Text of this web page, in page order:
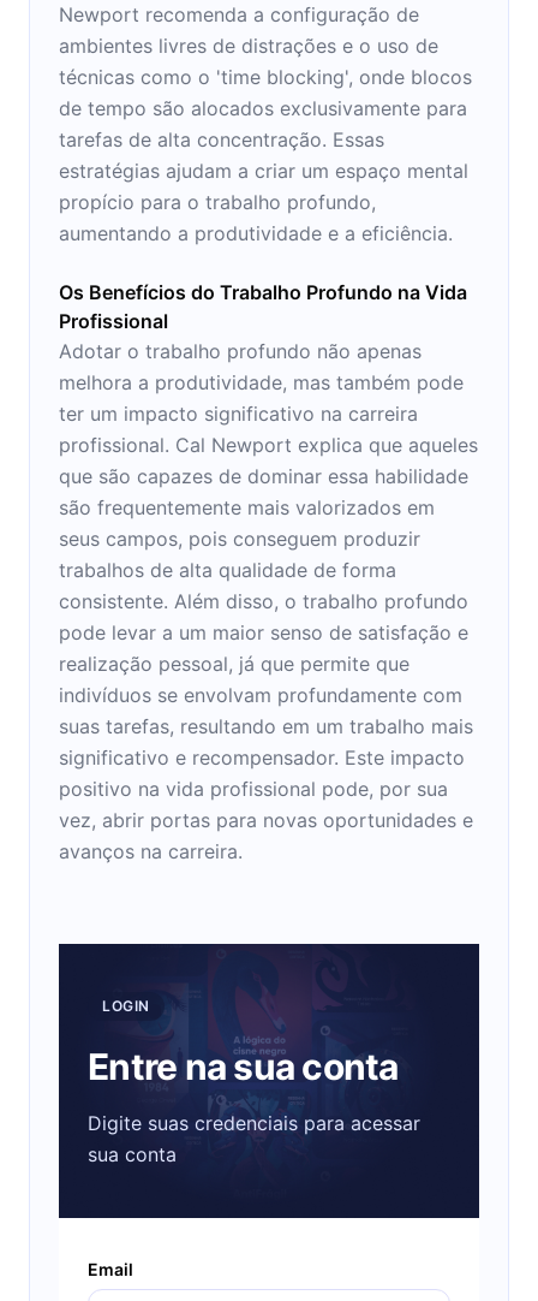
Newport recomenda a configuração de
ambientes livres de distrações e o uso de
técnicas como o 'time blocking', onde blocos
de tempo são alocados exclusivamente para
tarefas de alta concentração. Essas
estratégias ajudam a criar um espaço mental
propício para o trabalho profundo,
aumentando a produtividade e a eficiência.
Os Benefícios do Trabalho Profundo na Vida
Profissional
Adotar o trabalho profundo não apenas
melhora a produtividade, mas também pode
ter um impacto significativo na carreira
profissional. Cal Newport explica que aqueles
que são capazes de dominar essa habilidade
são frequentemente mais valorizados em
seus campos, pois conseguem produzir
trabalhos de alta qualidade de forma
consistente. Além disso, o trabalho profundo
pode levar a um maior senso de satisfação e
realização pessoal, já que permite que
indivíduos se envolvam profundamente com
suas tarefas, resultando em um trabalho mais
significativo e recompensador. Este impacto
positivo na vida profissional pode, por sua
vez, abrir portas para novas oportunidades e
avanços na carreira.
LOGIN
Entre na sua conta
Digite suas credenciais para acessar
sua conta
Email